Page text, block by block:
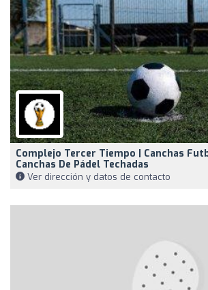
Complejo Tercer Tiempo | Canchas
Canchas De Pádel Techadas
Ver dirección y datos de contacto